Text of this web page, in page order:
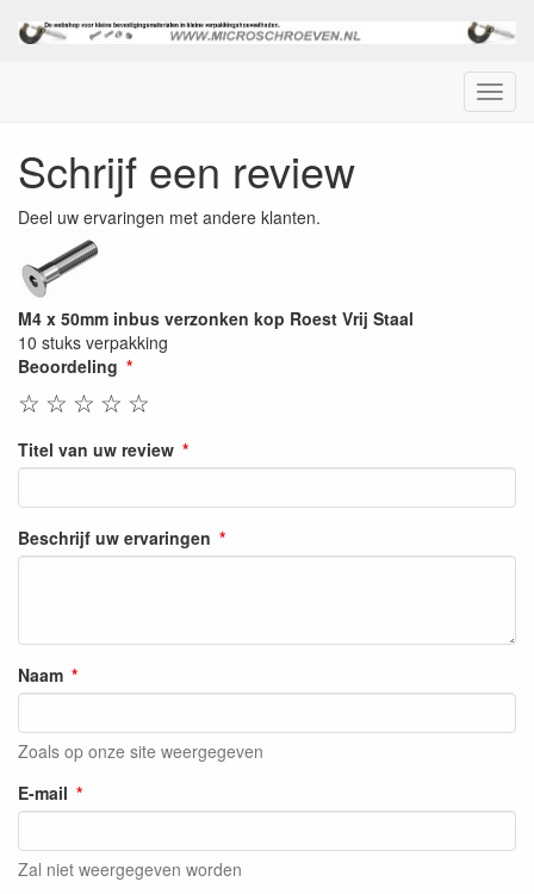
Menu
Schrijf een review
Deel uw ervaringen met andere klanten.
M4 x 50mm inbus verzonken kop Roest Vrij Staal
10 stuks verpakking
Beoordeling
☆
☆
☆
☆
☆
Titel van uw review
Beschrijf uw ervaringen
Naam
Zoals op onze site weergegeven
E-mail
Zal niet weergegeven worden